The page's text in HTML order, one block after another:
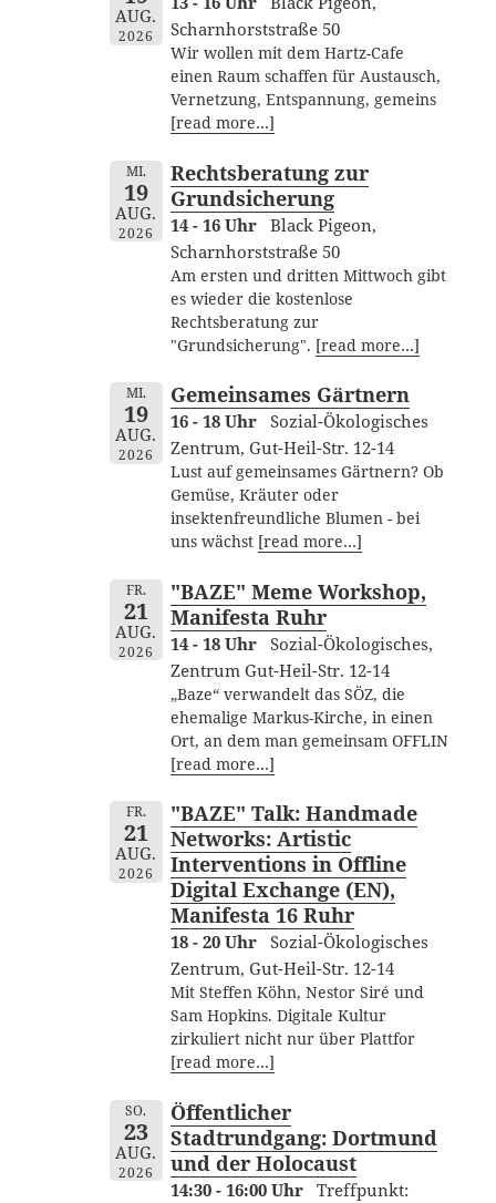
AUG.
2026
Scharnhorststraße 50
Wir wollen mit dem Hartz-Cafe
einen Raum schaffen für Austausch,
Vernetzung, Entspannung, gemeins
[read more…]
MI.
19
AUG.
2026
Rechtsberatung zur
Grundsicherung
14 - 16 Uhr
Black Pigeon,
Scharnhorststraße 50
Am ersten und dritten Mittwoch gibt
es wieder die kostenlose
Rechtsberatung zur
"Grundsicherung". [read more…]
MI.
19
AUG.
2026
Gemeinsames Gärtnern
16 - 18 Uhr
Sozial-Ökologisches
Zentrum, Gut-Heil-Str. 12-14
Lust auf gemeinsames Gärtnern? Ob
Gemüse, Kräuter oder
insektenfreundliche Blumen - bei
uns wächst [read more…]
FR.
21
AUG.
2026
"BAZE" Meme Workshop,
Manifesta Ruhr
14 - 18 Uhr
Sozial-Ökologisches,
Zentrum Gut-Heil-Str. 12-14
„Baze“ verwandelt das SÖZ, die
ehemalige Markus-Kirche, in einen
Ort, an dem man gemeinsam OFFLIN
[read more…]
FR.
21
AUG.
2026
"BAZE" Talk: Handmade
Networks: Artistic
Interventions in Offline
Digital Exchange (EN),
Manifesta 16 Ruhr
18 - 20 Uhr
Sozial-Ökologisches
Zentrum, Gut-Heil-Str. 12-14
Mit Steffen Köhn, Nestor Siré und
Sam Hopkins. Digitale Kultur
zirkuliert nicht nur über Plattfor
[read more…]
SO.
23
AUG.
2026
Öffentlicher
Stadtrundgang: Dortmund
und der Holocaust
14:30 - 16:00 Uhr
Treffpunkt: